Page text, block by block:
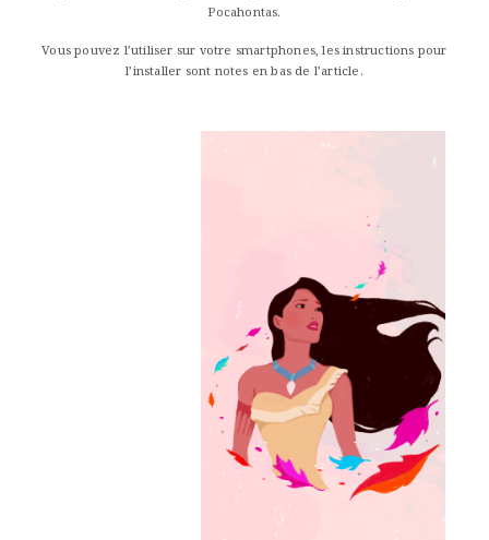
Pocahontas.
Vous pouvez l’utiliser sur votre smartphones, les instructions pour
l’installer sont notes en bas de l’article.